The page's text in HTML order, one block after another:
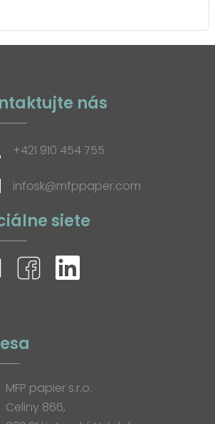
nás
+421 910 454 755
infosk@mfppaper.com
siete
MFP papier s.r.o.
Celiny 866,